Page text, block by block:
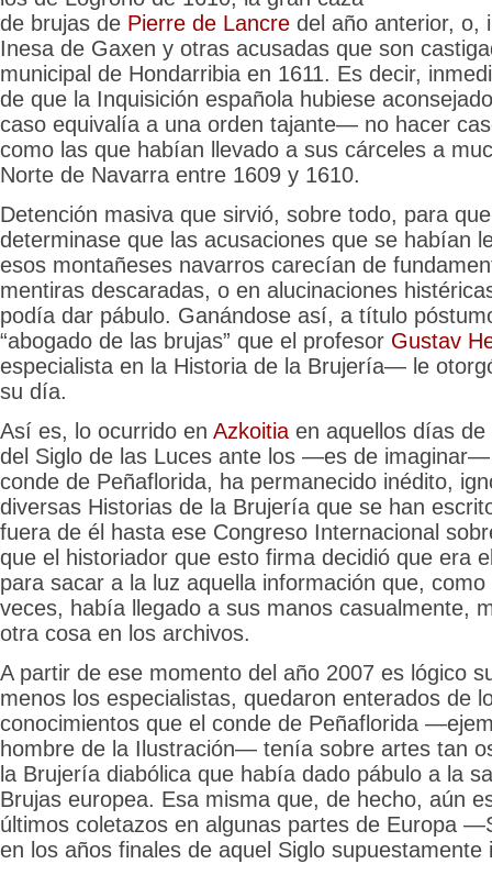
de brujas de Pierre de Lancre del año anterior, o,
Inesa de Gaxen y otras acusadas que son
municipal de Hondarribia en 1611. Es decir,
de que la Inquisición española hubiese
caso equivalía a una orden tajante— no hacer
como las que habían llevado a sus cárceles a
Norte de Navarra entre 1609 y 1610.
Detención masiva que sirvió, sobre todo, para
determinase que las acusaciones que se habían
esos montañeses navarros carecían de
mentiras descaradas, o en alucinaciones
podía dar pábulo. Ganándose así, a título
“abogado de las brujas” que el profesor Gustav
especialista en la Historia de la Brujería— le
su día.
Así es, lo ocurrido en Azkoitia en aquellos días
del Siglo de las Luces ante los —es de
conde de Peñaflorida, ha permanecido inédito,
diversas Historias de la Brujería que se han
fuera de él hasta ese Congreso Internacional
que el historiador que esto firma decidió que era
para sacar a la luz aquella información que,
veces, había llegado a sus manos casualmente,
otra cosa en los archivos.
A partir de ese momento del año 2007 es lógico
menos los especialistas, quedaron enterados de
conocimientos que el conde de Peñaflorida
hombre de la Ilustración— tenía sobre artes tan
la Brujería diabólica que había dado pábulo a la
Brujas europea. Esa misma que, de hecho, aún
últimos coletazos en algunas partes de Europa
en los años finales de aquel Siglo supuestamente